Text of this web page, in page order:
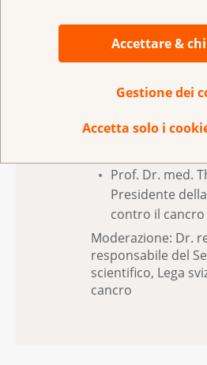
Accettare &
Gestione dei
Accetta solo i
DP Dr. med. lic.
Presidente della
Prof. Dr. med.
Presidente
contro il cancro
Moderazione: Dr.
responsabile del
scientifico, Lega
cancro